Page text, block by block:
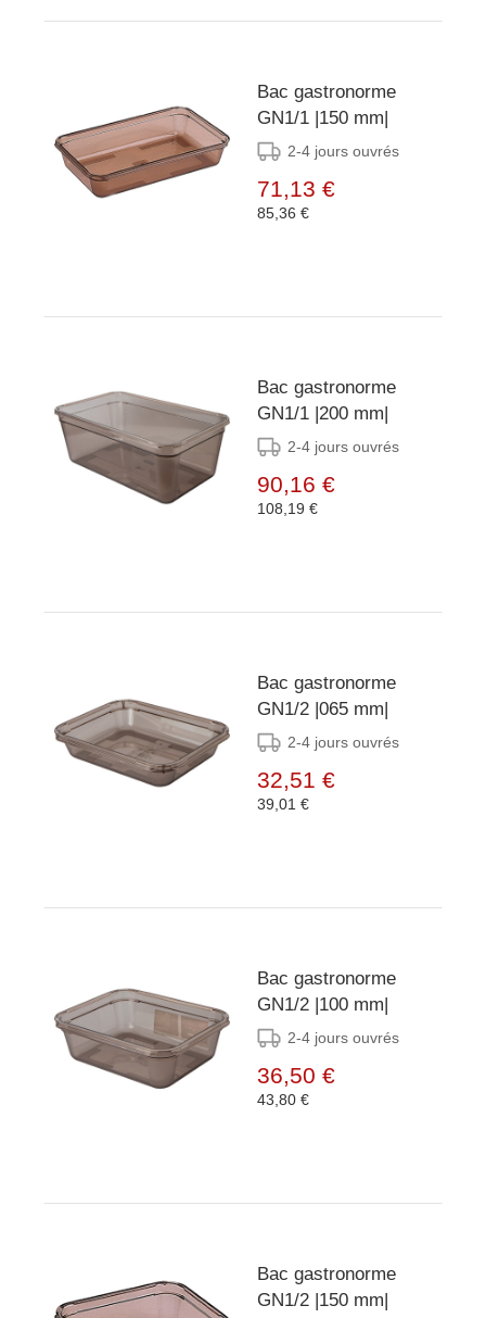
Bac gastronorme
GN1/1 |150 mm|
2-4 jours ouvrés
71,13 €
85,36 €
Bac gastronorme
GN1/1 |200 mm|
2-4 jours ouvrés
90,16 €
108,19 €
Bac gastronorme
GN1/2 |065 mm|
2-4 jours ouvrés
32,51 €
39,01 €
Bac gastronorme
GN1/2 |100 mm|
2-4 jours ouvrés
36,50 €
43,80 €
Bac gastronorme
GN1/2 |150 mm|